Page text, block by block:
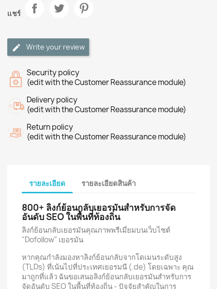
แชร์
Write your review
Security policy
(edit with the Customer Reassurance module)
Delivery policy
(edit with the Customer Reassurance module)
Return policy
(edit with the Customer Reassurance module)
รายละเอียด รายละเอียดสินค้า
800+ ลิงก์ย้อนกลับเยอรมันสำหรับการจัด
อันดับ SEO ในพื้นที่ท้องถิ่น
ลิงก์ย้อนกลับเยอรมันคุณภาพพรีเมี่ยมบนเว็บไซต์
"Dofollow" เยอรมัน
หากคุณกำลังมองหาลิงก์ย้อนกลับจากโดเมนระดับสูง
(TLDs) ที่เน้นไปที่ประเทศเยอรมนี (.de) โดยเฉพาะ คุณ
มาถูกที่แล้ว ฉันขอเสนอลิงก์ย้อนกลับเยอรมันสำหรับการ
จัดอันดับ SEO ในพื้นที่ท้องถิ่น - ปัจจัยสำคัญในการ